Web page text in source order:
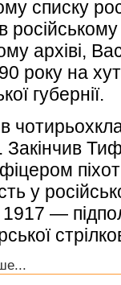
списку
архіві,
року на
губернії.
у
1917 —